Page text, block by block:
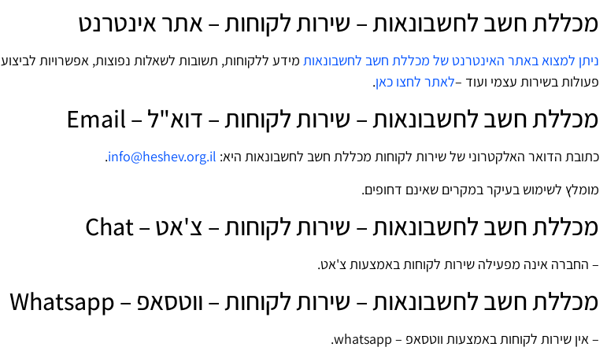
מכללת חשב לחשבונאות – שירות לקוחות – אתר אינטרנט
ניתן למצוא באתר האינטרנט של מכללת חשב לחשבונאות מידע ללקוחות, תשובות לשאלות נפוצות, אפשרויות לביצוע
פעולות בשירות עצמי ועוד –לאתר לחצו כאן.
מכללת חשב לחשבונאות – שירות לקוחות – דוא"ל – Email
כתובת הדואר האלקטרוני של שירות לקוחות מכללת חשב לחשבונאות היא: info@heshev.org.il
.
מומלץ לשימוש בעיקר במקרים שאינם דחופים.
מכללת חשב לחשבונאות – שירות לקוחות – צ'אט – Chat
– החברה אינה מפעילה שירות לקוחות באמצעות צ'אט.
מכללת חשב לחשבונאות – שירות לקוחות – ווטסאפ – Whatsapp
– אין שירות לקוחות באמצעות ווטסאפ – whatsapp.